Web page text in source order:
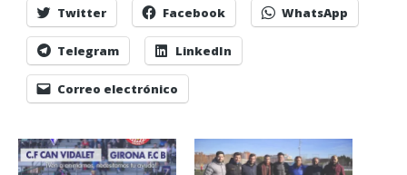
Twitter Facebook WhatsApp
Telegram LinkedIn
Correo electrónico